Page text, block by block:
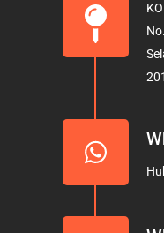
o
o
k